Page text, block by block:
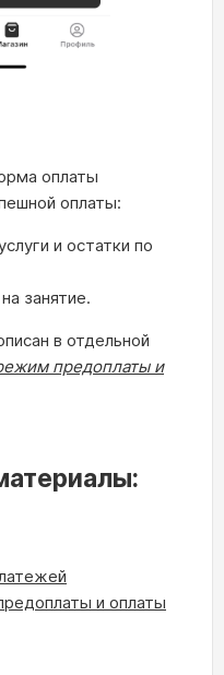
оплаты
оплаты:
и остатки по
занятие.
в отдельной
предоплаты и
и оплаты